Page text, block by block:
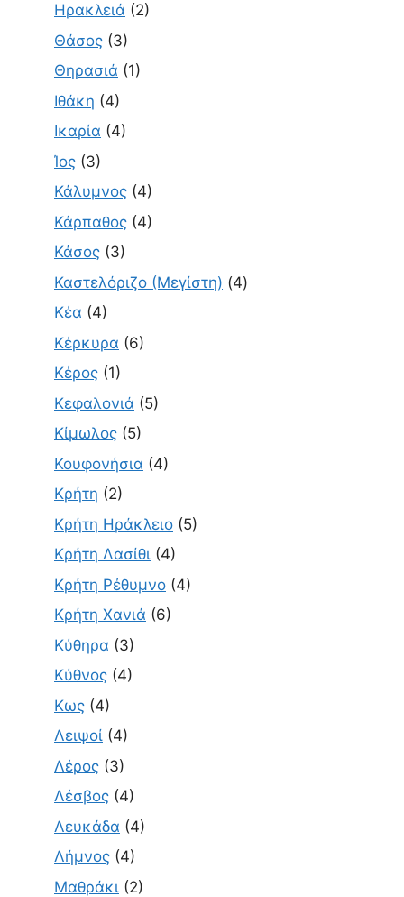
Ηρακλειά (2)
Θάσος (3)
Θηρασιά (1)
Ιθάκη (4)
Ικαρία (4)
Ίος (3)
Κάλυμνος (4)
Κάρπαθος (4)
Κάσος (3)
Καστελόριζο (Μεγίστη) (4)
Κέα (4)
Κέρκυρα (6)
Κέρος (1)
Κεφαλονιά (5)
Κίμωλος (5)
Κουφονήσια (4)
Κρήτη (2)
Κρήτη Ηράκλειο (5)
Κρήτη Λασίθι (4)
Κρήτη Ρέθυμνο (4)
Κρήτη Χανιά (6)
Κύθηρα (3)
Κύθνος (4)
Κως (4)
Λειψοί (4)
Λέρος (3)
Λέσβος (4)
Λευκάδα (4)
Λήμνος (4)
Μαθράκι (2)